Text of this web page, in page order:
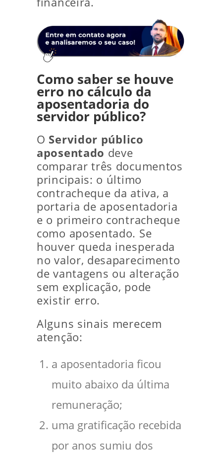
Como saber se houve
erro no cálculo da
aposentadoria do
servidor público?
O Servidor público
aposentado deve
comparar três documentos
principais: o último
contracheque da ativa, a
portaria de aposentadoria
e o primeiro contracheque
como aposentado. Se
houver queda inesperada
no valor, desaparecimento
de vantagens ou alteração
sem explicação, pode
existir erro.
Alguns sinais merecem
atenção:
a aposentadoria ficou
muito abaixo da última
remuneração;
uma gratificação recebida
por anos sumiu dos